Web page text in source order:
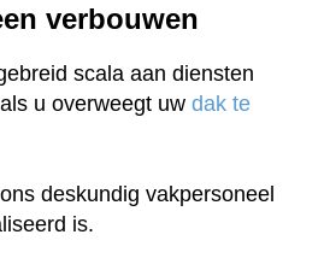
verbouwen
scala aan diensten
u overweegt uw dak te
deskundig vakpersoneel
is.